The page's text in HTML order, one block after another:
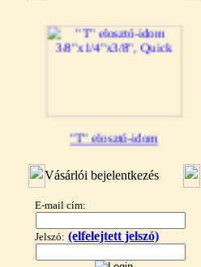
"T" elosztó-idom
3/8"x1/4"x3/8", Quick
360,-Ft
Vásárlói bejelentkezés
E-mail cím:
Jelszó: (elfelejtett jelszó)